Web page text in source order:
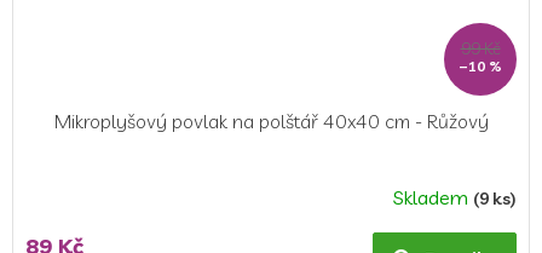
99 Kč
–10 %
Mikroplyšový povlak na polštář 40x40 cm - Růžový
Skladem (9 ks)
89 Kč